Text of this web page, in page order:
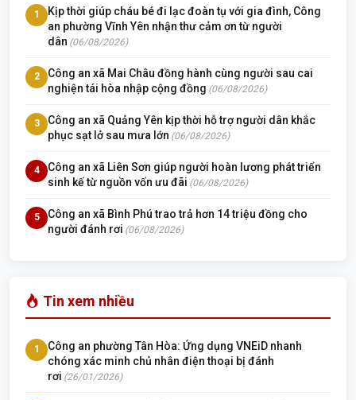
1
Kịp thời giúp cháu bé đi lạc đoàn tụ với gia đình, Công
an phường Vĩnh Yên nhận thư cảm ơn từ người
dân (06/08/2026)
2
Công an xã Mai Châu đồng hành cùng người sau cai
nghiện tái hòa nhập cộng đồng (06/08/2026)
3
Công an xã Quảng Yên kịp thời hỗ trợ người dân khắc
phục sạt lở sau mưa lớn (06/08/2026)
4
Công an xã Liên Sơn giúp người hoàn lương phát triển
sinh kế từ nguồn vốn ưu đãi (06/08/2026)
5
Công an xã Bình Phú trao trả hơn 14 triệu đồng cho
người đánh rơi (06/08/2026)
Tin xem nhiều
1
Công an phường Tân Hòa: Ứng dụng VNEiD nhanh
chóng xác minh chủ nhân điện thoại bị đánh
rơi (26/01/2026)